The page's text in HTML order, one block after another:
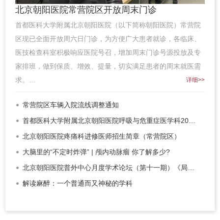
北京朝阳医院常营院区开放周末门诊
首都医科大学附属北京朝阳医院（以下简称朝阳医院）常营院
区现已全面开放周六日门诊，为方便广大患者就诊，各临床、
医技检查科室积极响应医院号召，增加周末门诊号源投放及专
家排班，做到保质、增效、提量，切实满足患者的周末就医需
求。…
详细>>
常营院区车辆入院流线调整通知
北京朝阳医院疼痛科进修医师招生简章（常营院区）
大脑里的“不定时炸弹” | 颅内动脉瘤 你了解多少?
解读麻醉：一个普通而又神秘的学科